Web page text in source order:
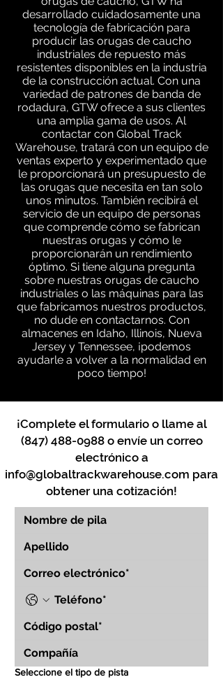
desarrollado cuidadosamente una
tecnología de fabricación para
producir las orugas de caucho
industriales de repuesto más
resistentes disponibles en la industria
de la construcción actual. Con una
variedad de patrones de banda de
rodadura, GTW ofrece a sus clientes
una amplia gama de usos. Al
contactar con Global Track
Warehouse, tratará con un equipo de
ventas experto y experimentado que
le proporcionará un presupuesto de
las orugas que necesita en tan solo
unos minutos. También recibirá el
servicio de un equipo de personas
que comprende cómo se fabrican
nuestras orugas y cómo le
proporcionarán un rendimiento
óptimo. Si tiene alguna pregunta
sobre nuestras orugas de caucho
industriales o las máquinas para las
que fabricamos nuestros productos,
no dude en contactarnos. Con
almacenes en Idaho, Illinois, Nueva
Jersey y Tennessee, ¡podemos
ayudarle a volver a la normalidad en
poco tiempo!
¡Complete el formulario o llame al
(847) 488-0988o envíe un correo
electrónico a
info@globaltrackwarehouse.com para
obtener una cotización!
Seleccione el tipo de pista